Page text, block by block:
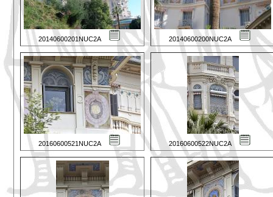
20140600201NUC2A 20140600200NUC2A
20160600521NUC2A 20160600522NUC2A